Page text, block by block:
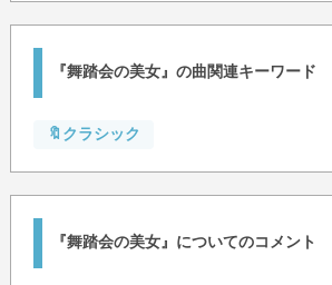
『舞踏会の美女』の曲関連キーワード
🔖クラシック
『舞踏会の美女』についてのコメント